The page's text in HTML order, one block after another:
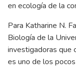
en ecología de la
Para Katharine N.
Biología de la
investigadoras que
es uno de los